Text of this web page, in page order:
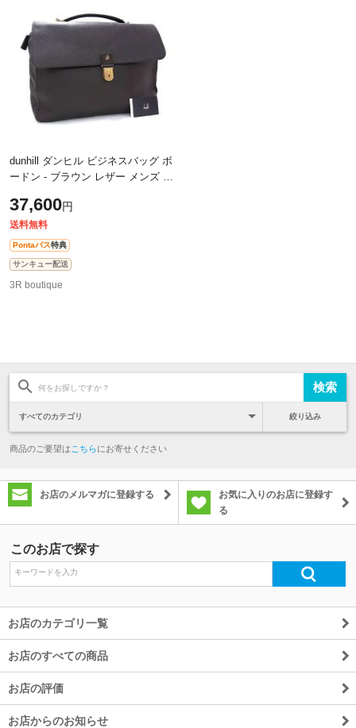
dunhill ダンヒル ビジネスバッグ ボ
ードン - ブラウン レザー メンズ ゴ
37,600円
送料無料
Pontaパス特典
サンキュー配送
3R boutique
絞り込み
商品のご要望は こちらにお寄せください
お店のメルマガに登録する
お気に入りのお店に登録す
る
このお店で探す
お店のカテゴリ一覧
お店のすべての商品
お店の評価
お店からのお知らせ